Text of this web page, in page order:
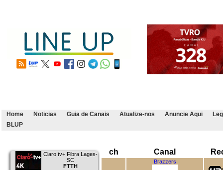
Home Noticias Guia de Canais Atualize-nos Anuncie Aqui
BLUP
Claro tv+ Fibra Lages-
SC
FTTH
ch Canal
Brazzers